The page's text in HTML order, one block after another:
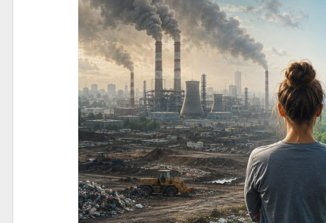
Панамский канал вновь
ограничивает загрузку
судов из-за дефицита
пресной воды
Авг 6, 2026
В китайской провинции
Шэньси из-за паводков
эвакуировали более 140
тыс. человек
Авг 6, 2026
МЕГА и ВкусВилл
установили
экообменники для сбора
вторсырья
Авг 6, 2026
Учёные предложили